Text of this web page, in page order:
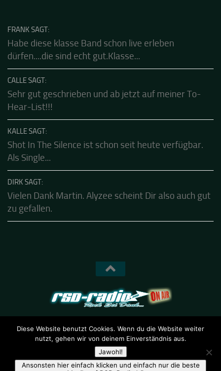
FRANK SAGT:
Habe diese klasse Band schon live erleben
dürfen....die sind echt gut.Klasse...
CALLE SAGT:
Sehr gut geschrieben und ab jetzt auf meiner To-
Hear-List!!!
KALLE SAGT:
Shot In The Silence ist schon seit heute verfügbar.
Als Single...
DIRK SAGT:
Vielen Dank Martin. Alyzee scheint Dir also auch gut
RSD-Radio © 2026. Alle Rechte vorbehalten.
Diese Website benutzt Cookies. Wenn du die Website weiter
nutzt, gehen wir von deinem Einverständnis aus.
Jawohl!
Ansonsten hier einfach klicken und einfach nur die beste